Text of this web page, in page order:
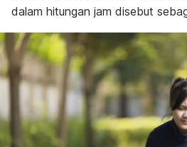
dalam hitungan jam disebut